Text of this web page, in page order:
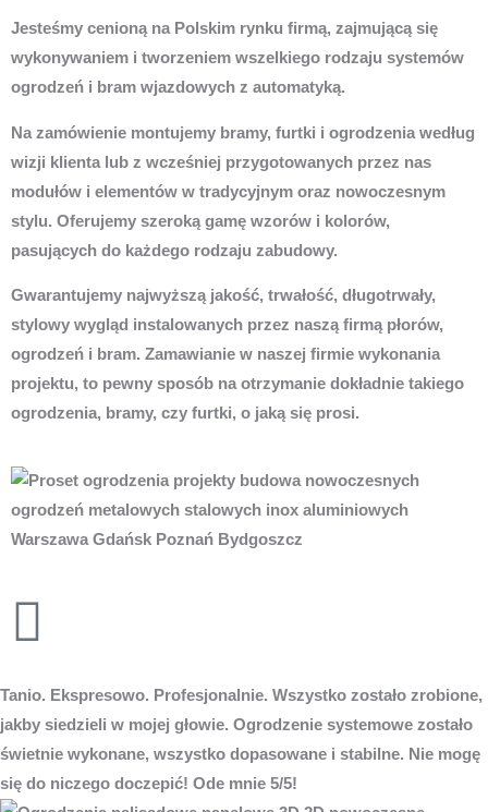
Jesteśmy cenioną na Polskim rynku firmą, zajmującą się
wykonywaniem i tworzeniem wszelkiego rodzaju systemów
ogrodzeń i bram wjazdowych z automatyką.
Na zamówienie montujemy bramy, furtki i ogrodzenia według
wizji klienta lub z wcześniej przygotowanych przez nas
modułów i elementów w tradycyjnym oraz nowoczesnym
stylu. Oferujemy szeroką gamę wzorów i kolorów,
pasujących do każdego rodzaju zabudowy.
Gwarantujemy najwyższą jakość, trwałość, długotrwały,
stylowy wygląd instalowanych przez naszą firmą płorów,
ogrodzeń i bram. Zamawianie w naszej firmie wykonania
projektu, to pewny sposób na otrzymanie dokładnie takiego
ogrodzenia, bramy, czy furtki, o jaką się prosi.
Tanio. Ekspresowo. Profesjonalnie. Wszystko zostało zrobione,
jakby siedzieli w mojej głowie. Ogrodzenie systemowe zostało
świetnie wykonane, wszystko dopasowane i stabilne. Nie mogę
się do niczego doczepić! Ode mnie 5/5!